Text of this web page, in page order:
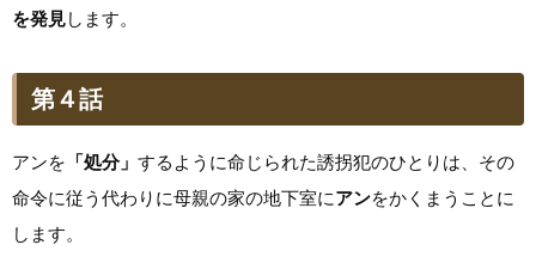
を発見します。
第４話
アンを 「処分」 するように命じられた誘拐犯のひとりは、その
命令に従う代わりに母親の家の地下室にアンをかくまうことに
します。